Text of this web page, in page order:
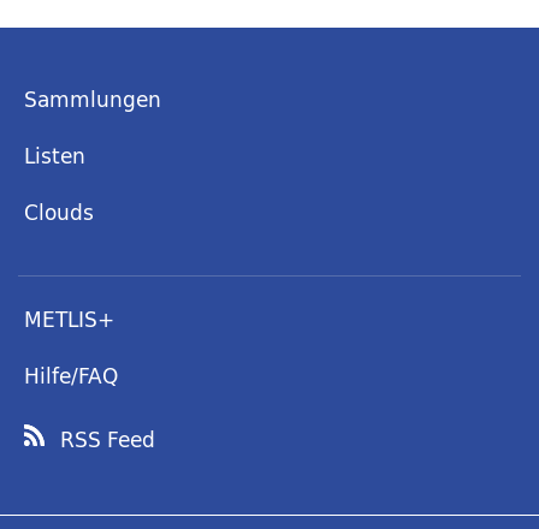
Sammlungen
Listen
Clouds
METLIS+
Hilfe/FAQ
RSS Feed